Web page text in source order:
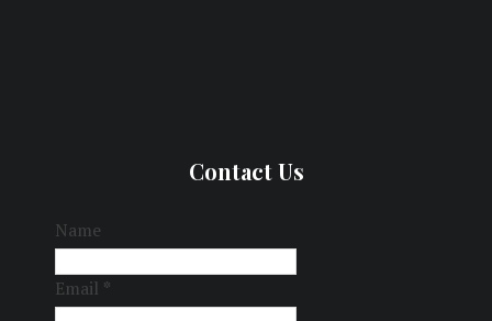
Contact Us
Name
Email *